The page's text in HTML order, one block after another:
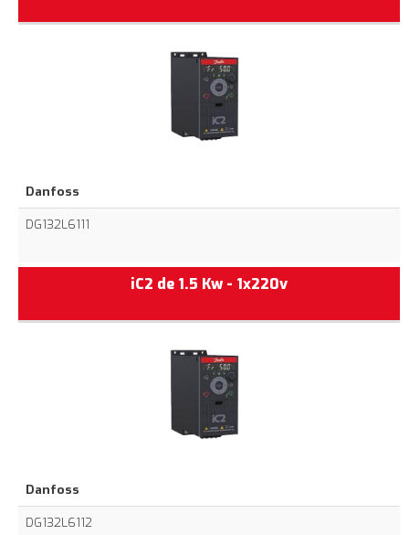
Danfoss
DG132L6111
iC2 de 1.5 Kw - 1x220v
Danfoss
DG132L6112